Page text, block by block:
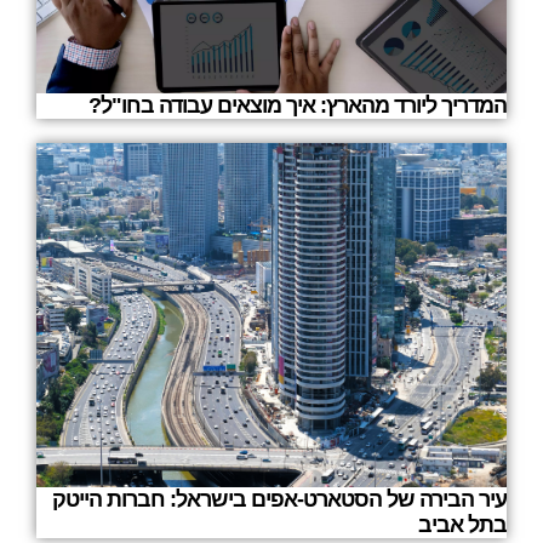
המדריך ליורד מהארץ: איך מוצאים עבודה בחו"ל?
עיר הבירה של הסטארט-אפים בישראל: חברות הייטק
בתל אביב